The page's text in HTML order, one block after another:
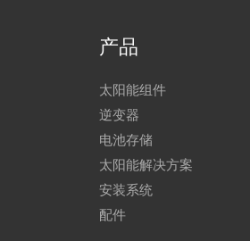
产品
太阳能组件
逆变器
电池存储
太阳能解决方案
安装系统
配件